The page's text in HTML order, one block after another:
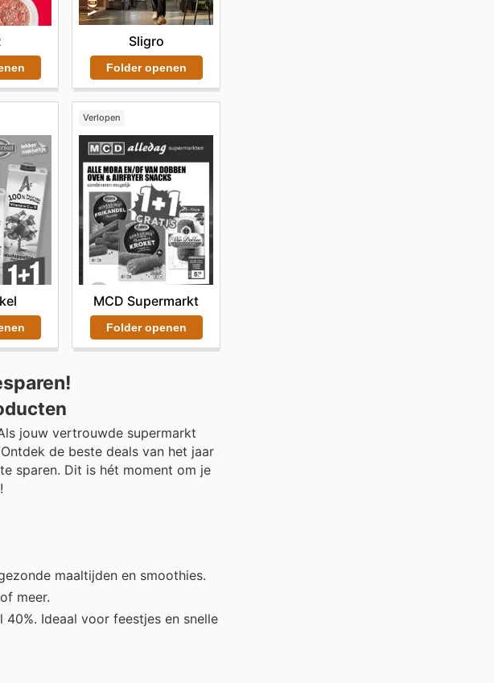
Sligro
Folder openen
Verlopen
MCD Supermarkt
Folder openen
jouw vertrouwde supermarkt
de beste deals van het jaar
sparen. Dit is hét moment om je
maaltijden en smoothies.
meer.
Ideaal voor feestjes en snelle